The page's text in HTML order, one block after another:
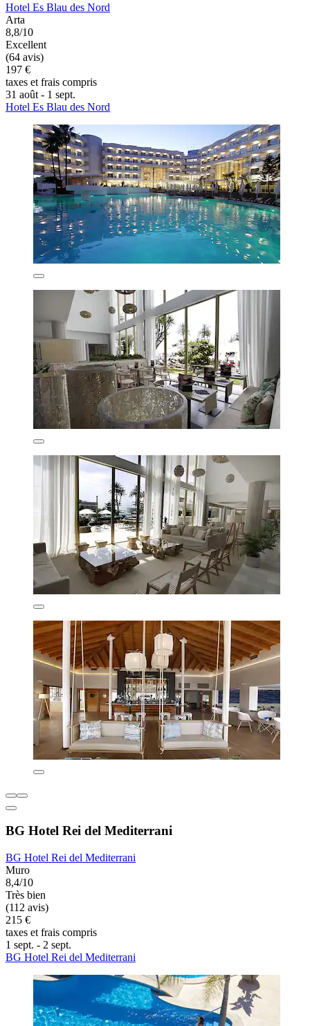
Hotel Es Blau des Nord
Arta
8,8/10
Excellent
(64 avis)
197 €
taxes et frais compris
31 août - 1 sept.
Hotel Es Blau des Nord
BG Hotel Rei del Mediterrani
BG Hotel Rei del Mediterrani
Muro
8,4/10
Très bien
(112 avis)
215 €
taxes et frais compris
1 sept. - 2 sept.
BG Hotel Rei del Mediterrani